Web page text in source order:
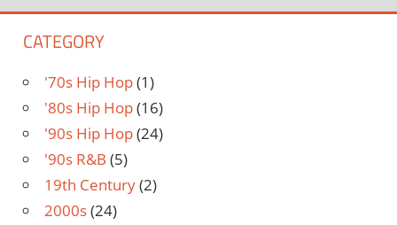
CATEGORY
'70s Hip Hop(1)
'80s Hip Hop(16)
'90s Hip Hop(24)
'90s R&B (5)
19th Century(2)
2000s(24)